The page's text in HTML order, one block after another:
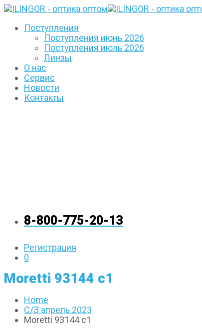
Поступления
Поступления июнь 2026
Поступления июль 2026
Линзы
О нас
Сервис
Новости
Контакты
8-800-775-20-13
Регистрация
0
Moretti 93144 c1
Home
С/З апрель 2023
Moretti 93144 c1